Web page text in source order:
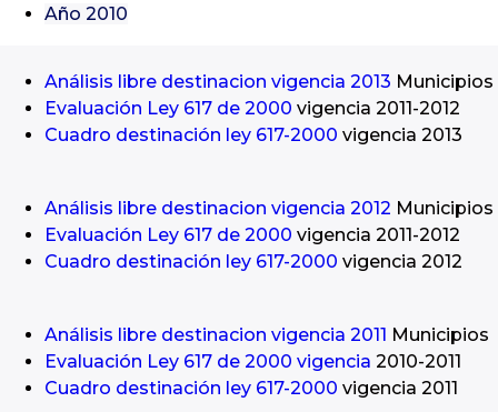
Año 2010
Análisis libre destinacion vigencia 2013 Municipios
Evaluación Ley 617 de 2000 vigencia 2011-2012
Cuadro destinación ley 617-2000 vigencia 2013
Análisis libre destinacion vigencia 2012 Municipios
Evaluación Ley 617 de 2000 vigencia 2011-2012
Cuadro destinación ley 617-2000 vigencia 2012
Análisis libre destinacion vigencia 2011 Municipios
Evaluación Ley 617 de 2000 vigencia 2010-2011
Cuadro destinación ley 617-2000 vigencia 2011